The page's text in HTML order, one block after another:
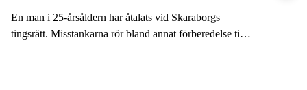
En man i 25-årsåldern har åtalats vid Skaraborgs
tingsrätt. Misstankarna rör bland annat förberedelse till
vapenbrott.